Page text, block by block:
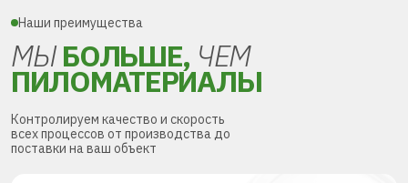
Наши преимущества
МЫБОЛЬШЕ, ЧЕМ
ПИЛОМАТЕРИАЛЫ
Контролируем качество и скорость
всех процессов от производства до
поставки на ваш объект